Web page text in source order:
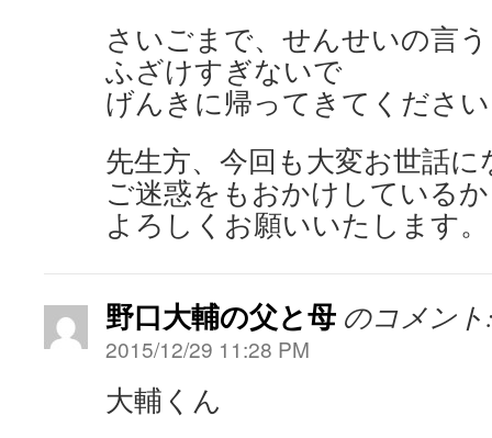
さいごまで、せんせいの言
ふざけすぎないで
げんきに帰ってきてくださ
先生方、今回も大変お世話
ご迷惑をもおかけしている
よろしくお願いいたします。
野口大輔の父と母 のコメン
2015/12/29 11:28 PM
大輔くん